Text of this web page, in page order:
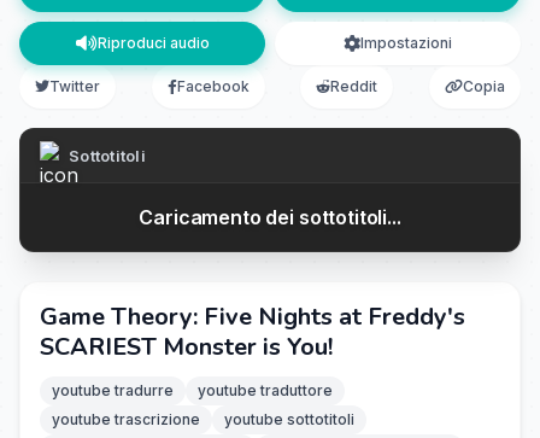
Riproduci audio Impostazioni
Twitter Facebook Reddit Copia
Sottotitoli
Caricamento dei sottotitoli...
Game Theory: Five Nights at Freddy's
SCARIEST Monster is You!
youtube tradurre
youtube traduttore
youtube trascrizione
youtube sottotitoli